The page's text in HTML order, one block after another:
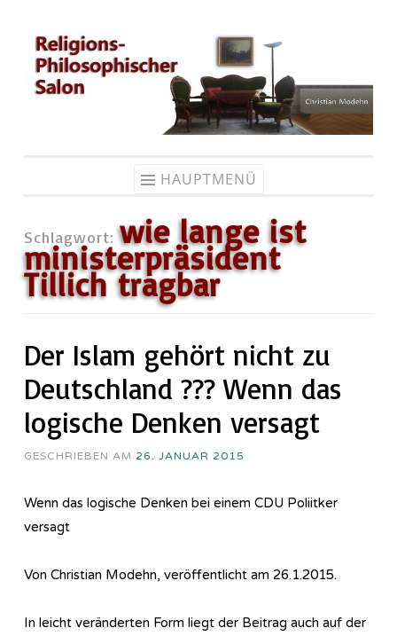
Zum
Inhalt
springen
HAUPTMENÜ
Schlagwort:wie lange ist
ministerpräsident
Tillich tragbar
Der Islam gehört nicht zu
Deutschland ??? Wenn das
logische Denken versagt
GESCHRIEBEN AM 26. JANUAR 2015
Wenn das logische Denken bei einem CDU Poliitker
versagt
Von Christian Modehn, veröffentlicht am 26.1.2015.
In leicht veränderten Form liegt der Beitrag auch auf der